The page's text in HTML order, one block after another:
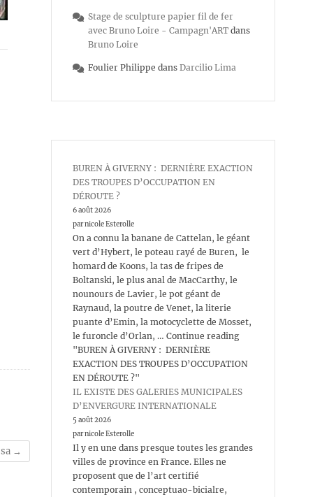
→
Stage de sculpture papier fil de fer
avec Bruno Loire - Campagn'ART dans
Bruno Loire
Foulier Philippe dans Darcilio Lima
BUREN À GIVERNY : DERNIÈRE EXACTION
DES TROUPES D’OCCUPATION EN
DÉROUTE ?
6 août 2026
par nicole Esterolle
On a connu la banane de Cattelan, le géant
vert d’Hybert, le poteau rayé de Buren, le
homard de Koons, la tas de fripes de
Boltanski, le plus anal de MacCarthy, le
nounours de Lavier, le pot géant de
Raynaud, la poutre de Venet, la literie
puante d’Emin, la motocyclette de Mosset,
le furoncle d’Orlan, … Continue reading
"BUREN À GIVERNY : DERNIÈRE
EXACTION DES TROUPES D’OCCUPATION
EN DÉROUTE ?"
IL EXISTE DES GALERIES MUNICIPALES
D’ENVERGURE INTERNATIONALE
5 août 2026
par nicole Esterolle
Il y en une dans presque toutes les grandes
villes de province en France. Elles ne
proposent que de l’art certifié
contemporain , conceptuao-bicialre,